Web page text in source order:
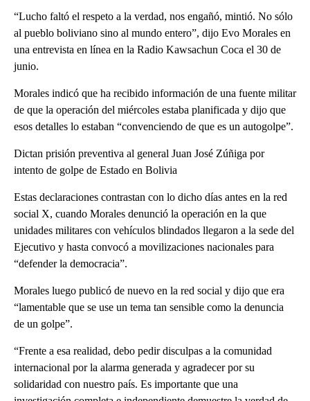
“Lucho faltó el respeto a la verdad, nos engañó, mintió. No sólo
al pueblo boliviano sino al mundo entero”, dijo Evo Morales en
una entrevista en línea en la Radio Kawsachun Coca el 30 de
junio.
Morales indicó que ha recibido información de una fuente militar
de que la operación del miércoles estaba planificada y dijo que
esos detalles lo estaban “convenciendo de que es un autogolpe”.
Dictan prisión preventiva al general Juan José Zúñiga por
intento de golpe de Estado en Bolivia
Estas declaraciones contrastan con lo dicho días antes en la red
social X, cuando Morales denunció la operación en la que
unidades militares con vehículos blindados llegaron a la sede del
Ejecutivo y hasta convocó a movilizaciones nacionales para
“defender la democracia”.
Morales luego publicó de nuevo en la red social y dijo que era
“lamentable que se use un tema tan sensible como la denuncia
de un golpe”.
“Frente a esa realidad, debo pedir disculpas a la comunidad
internacional por la alarma generada y agradecer por su
solidaridad con nuestro país. Es importante que una